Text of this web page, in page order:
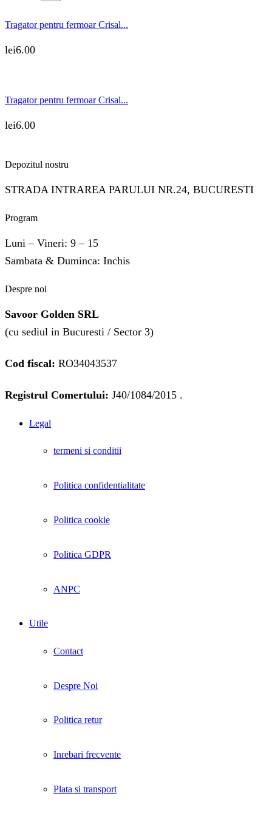
Tragator pentru fermoar Crisal...
lei6.00
Tragator pentru fermoar Crisal...
lei6.00
Depozitul nostru
STRADA INTRAREA PARULUI NR.24, BUCURESTI
Program
Luni – Vineri: 9 – 15
Sambata & Duminca: Inchis
Despre noi
Savoor Golden SRL
(cu sediul in Bucuresti / Sector 3)
Cod fiscal: RO34043537
Registrul Comertului: J40/1084/2015 .
Legal
termeni si conditii
Politica confidentialitate
Politica cookie
Politica GDPR
ANPC
Utile
Contact
Despre Noi
Politica retur
Inrebari frecvente
Plata si transport